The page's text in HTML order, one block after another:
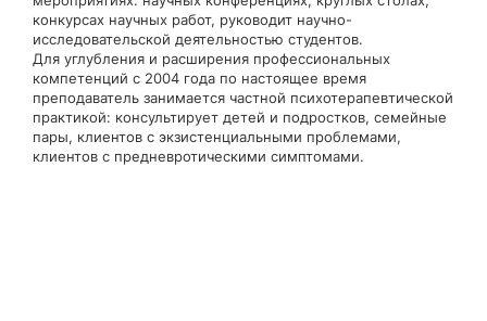
конкурсах научных работ, руководит научно-
исследовательской деятельностью студентов.
Для углубления и расширения профессиональных
компетенций с 2004 года по настоящее время
преподаватель занимается частной психотерапевтической
практикой: консультирует детей и подростков, семейные
пары, клиентов с экзистенциальными проблемами,
клиентов с предневротическими симптомами.